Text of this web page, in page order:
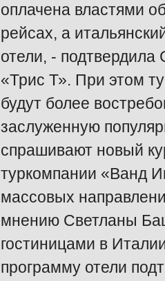
оплачена властями
рейсах, а
отели, - подтвердила
«Трис Т». При этом
будут более
заслуженную
спрашивают новый
туркомпании «Ванд
массовых
мнению Светланы
гостиницами в
программу отели